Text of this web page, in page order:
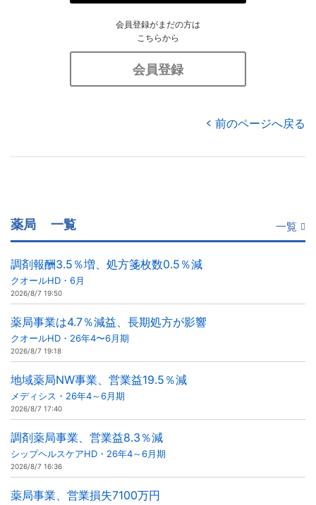
会員登録がまだの方は
こちらから
会員登録
前のページへ戻る
薬局 一覧 一覧
調剤報酬3.5％増、処方箋枚数0.5％減
クオールHD・6月
2026/8/7 19:50
薬局事業は4.7％減益、長期処方が影響
クオールHD・26年4〜6月期
2026/8/7 19:18
地域薬局NW事業、営業益19.5％減
メディシス・26年4～6月期
2026/8/7 17:40
調剤薬局事業、営業益8.3％減
シップヘルスケアHD・26年4～6月期
2026/8/7 16:36
薬局事業、営業損失7100万円